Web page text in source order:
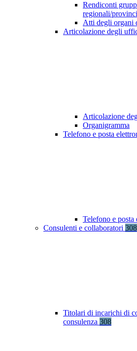
Rendiconti
regionali/
Atti degli organi
Articolazione degli
Articolazione
Organigramma
Telefono e posta
Telefono e posta
Consulenti e collaboratori 308
Titolari di incarichi di
consulenza 308